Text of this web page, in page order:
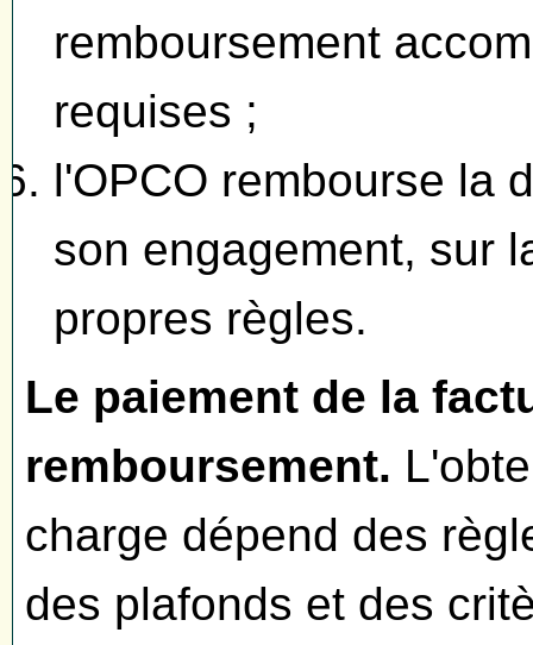
remboursement
requises ;
l'OPCO rembourse la
son engagement, sur
propres règles.
Le paiement de la
remboursement.
charge dépend des
des plafonds et des